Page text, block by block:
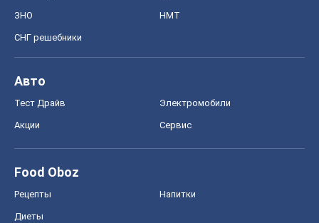
ЗНО НМТ
СНГ решебники
Авто
Тест Драйв Электромобили
Акции Сервис
Food Oboz
Рецепты Напитки
Диеты